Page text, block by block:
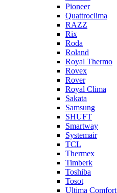
Pioneer
Quattroclima
RAZZ
Rix
Roda
Roland
Royal Thermo
Rovex
Rover
Royal Clima
Sakata
Samsung
SHUFT
Smartway
Systemair
TCL
Thermex
Timberk
Toshiba
Tosot
Ultima Comfort